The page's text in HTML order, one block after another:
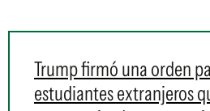
Trump firmó una orden
estudiantes extranjeros